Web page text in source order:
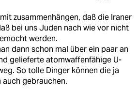
zusammenhängen, daß die Iraner
bei uns Juden nach wie vor nicht
werden.
dann schon mal über ein paar an
gelieferte atomwaffenfähige U-
So tolle Dinger können die ja
gebrauchen.